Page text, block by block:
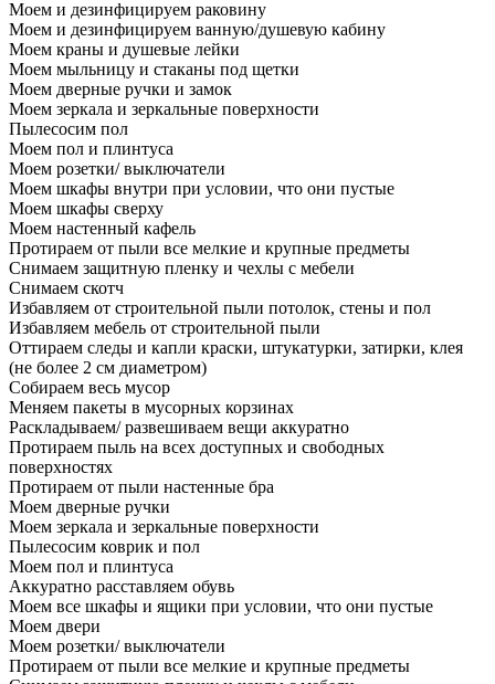
Моем и дезинфицируем раковину
Моем и дезинфицируем ванную/душевую кабину
Моем краны и душевые лейки
Моем мыльницу и стаканы под щетки
Моем дверные ручки и замок
Моем зеркала и зеркальные поверхности
Пылесосим пол
Моем пол и плинтуса
Моем розетки/ выключатели
Моем шкафы внутри при условии, что они пустые
Моем шкафы сверху
Моем настенный кафель
Протираем от пыли все мелкие и крупные предметы
Снимаем защитную пленку и чехлы с мебели
Снимаем скотч
Избавляем от строительной пыли потолок, стены и пол
Избавляем мебель от строительной пыли
Оттираем следы и капли краски, штукатурки, затирки, клея
(не более 2 см диаметром)
Собираем весь мусор
Меняем пакеты в мусорных корзинах
Раскладываем/ развешиваем вещи аккуратно
Протираем пыль на всех доступных и свободных
поверхностях
Протираем от пыли настенные бра
Моем дверные ручки
Моем зеркала и зеркальные поверхности
Пылесосим коврик и пол
Моем пол и плинтуса
Аккуратно расставляем обувь
Моем все шкафы и ящики при условии, что они пустые
Моем двери
Моем розетки/ выключатели
Протираем от пыли все мелкие и крупные предметы